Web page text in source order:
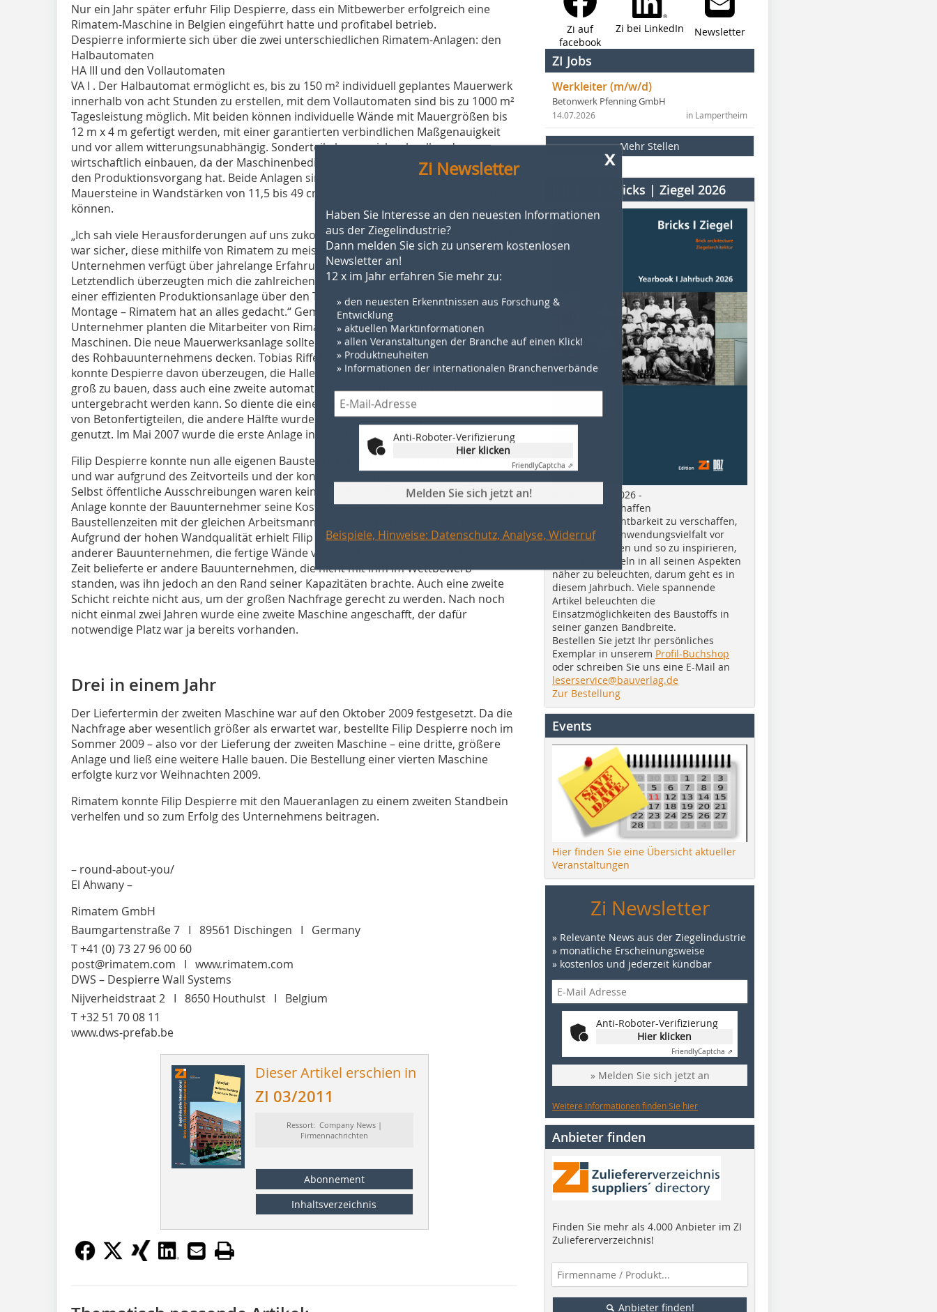
Nur ein Jahr später erfuhr Filip Despierre, dass ein Mitbewerber erfolgreich eine
Rimatem-Maschine in Belgien eingeführt hatte und profitabel betrieb.
Despierre informierte sich über die zwei unterschiedlichen Rimatem-Anlagen: den
Halbautomaten
HA III und den Vollautomaten
VA I . Der Halbautomat ermöglicht es, bis zu 150 m² individuell geplantes Mauerwerk
innerhalb von acht Stunden zu erstellen, mit dem Vollautomaten sind bis zu 1000 m²
Tagesleistung möglich. Mit beiden können individuelle Wände mit Mauergrößen bis
12 m x 4 m gefertigt werden, mit einer garantierten verbindlichen Maßgenauigkeit
und vor allem witterungsunabhängig. Sonderteile lassen sich schnell und
wirtschaftlich einbauen, da der Maschinenbediener jederzeit direkten Eingriff auf
den Produktionsvorgang hat. Beide Anlagen sind kompatibel, wobei mit ihnen
Mauersteine in Wandstärken von 11,5 bis 49 cm vermörtelt oder verklebt werden
können.
„Ich sah viele Herausforderungen auf uns zukommen“, sagt Filip Despierre, „doch ich
war sicher, diese mithilfe von Rimatem zu meistern. Das international agierende
Unternehmen verfügt über jahrelange Erfahrung im Bereich Fertigmauerwerk.
Letztendlich überzeugten mich die zahlreichen Detaillösungen. Von der Planung
einer effizienten Produktionsanlage über den Transport der Wände bis hin zu deren
Montage – Rimatem hat an alles gedacht.“ Gemeinsam mit dem belgischen
Unternehmer planten die Mitarbeiter von Rimatem eine neue Halle für die
Maschinen. Die neue Mauerwerksanlage sollte den Eigenbedarf an Fertigmauerwerk
des Rohbauunternehmens decken. Tobias Riffel, Geschäftsführer von Rimatem,
konnte Despierre davon überzeugen, die Halle – mit nur wenig Mehraufwand – so
groß zu bauen, dass auch eine zweite automatische Mauerproduktion darin
untergebracht werden kann. So diente die eine Hallenhälfte vorläufig der Erstellung
von Betonfertigteilen, die andere Hälfte wurde für die Mauerwerksproduktion
genutzt. Im Mai 2007 wurde die erste Anlage in Betrieb genommen.
Filip Despierre konnte nun alle eigenen Baustellen mit Fertigmauerwerk versorgen
und war aufgrund des Zeitvorteils und der konstant hohen Qualität sehr begeistert.
Selbst öffentliche Ausschreibungen waren kein Problem mehr. Dank der neuen
Anlage konnte der Bauunternehmer seine Kosten senken und durch geringere
Baustellenzeiten mit der gleichen Arbeitsmannschaft mehr Aufträge abwickeln.
Aufgrund der hohen Wandqualität erhielt Filip Despie-rre immer wieder Anfragen
anderer Bauunternehmen, die fertige Wände von ihm kaufen wollten. Nach einiger
Zeit belieferte er andere Bauunternehmen, die nicht mit ihm im Wettbewerb
standen, was ihn jedoch an den Rand seiner Kapazitäten brachte. Auch eine zweite
Schicht reichte nicht aus, um der großen Nachfrage gerecht zu werden. Nach noch
nicht einmal zwei Jahren wurde eine zweite Maschine angeschafft, der dafür
notwendige Platz war ja bereits vorhanden.
Drei in einem Jahr
Der Liefertermin der zweiten Maschine war auf den Oktober 2009 festgesetzt. Da die
Nachfrage aber wesentlich größer als erwartet war, bestellte Filip Despierre noch im
Sommer 2009 – also vor der Lieferung der zweiten Maschine – eine dritte, größere
Anlage und ließ eine weitere Halle bauen. Die Bestellung einer vierten Maschine
erfolgte kurz vor Weihnachten 2009.
Rimatem konnte Filip Despierre mit den Maueranlagen zu einem zweiten Standbein
verhelfen und so zum Erfolg des Unternehmens beitragen.
– round-about-you/
El Ahwany –
Rimatem GmbH
Baumgartenstraße 7 I 89561 Dischingen I Germany
T +41 (0) 73 27 96 00 60
post@rimatem.com I www.rimatem.com
DWS – Despierre Wall Systems
Nijverheidstraat 2 I 8650 Houthulst I Belgium
T +32 51 70 08 11
www.dws-prefab.be
Dieser Artikel erschien in
ZI 03/2011
Ressort: Company News |
Firmennachrichten
Abonnement
Inhaltsverzeichnis
x
Zi Newsletter
Haben Sie Interesse an den neuesten Informationen
aus der Ziegelindustrie?
Dann melden Sie sich zu unserem kostenlosen
Newsletter an!
12 x im Jahr erfahren Sie mehr zu:
» den neuesten Erkenntnissen aus Forschung &
Entwicklung
» aktuellen Marktinformationen
» allen Veranstaltungen der Branche auf einen Klick!
» Produktneuheiten
» Informationen der internationalen Branchenverbände
Anti-Roboter-Verifizierung
Hier klicken
Friendly Captcha ⇗
Melden Sie sich jetzt an!
Beispiele, Hinweise: Datenschutz, Analyse, Widerruf
Zi auf
facebook
Zi bei LinkedIn Newsletter
ZI Jobs
Werkleiter (m/w/d)
Betonwerk Pfenning GmbH
in Lampertheim
14.07.2026
Mehr Stellen
Jahrbuch Bricks | Ziegel 2026
Bricks Ziegel 2026 -
Sichtbarkeit schaffen
Dem Ziegel Sichtbarkeit zu verschaffen,
ihn in seiner Anwendungsvielfalt vor
Augen zu führen und so zu inspirieren,
sowie das Ziegeln in all seinen Aspekten
näher zu beleuchten, darum geht es in
diesem Jahrbuch. Viele spannende
Artikel beleuchten die
Einsatzmöglichkeiten des Baustoffs in
seiner ganzen Bandbreite.
Bestellen Sie jetzt Ihr persönliches
Exemplar in unserem Profil-Buchshop
oder schreiben Sie uns eine E-Mail an
leserservice@bauverlag.de
Zur Bestellung
Events
Hier finden Sie eine Übersicht aktueller
Veranstaltungen
Zi Newsletter
» Relevante News aus der Ziegelindustrie
» monatliche Erscheinungsweise
» kostenlos und jederzeit kündbar
Anti-Roboter-Verifizierung
Hier klicken
FriendlyCaptcha ⇗
» Melden Sie sich jetzt an
Weitere Informationen finden Sie hier
Anbieter finden
Finden Sie mehr als 4.000 Anbieter im ZI
Zuliefererverzeichnis!
Anbieter finden!